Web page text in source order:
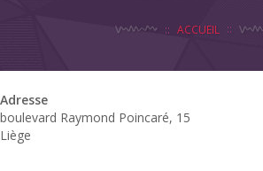
ACCUEIL
Adresse
boulevard Raymond Poincaré, 15
Liège